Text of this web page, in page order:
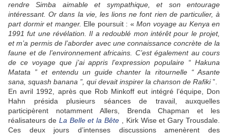
rendre Simba aimable et sympathique, et son entourage
intéressant. Or dans la vie, les lions ne font rien de particulier, à
part dormir et manger. Elle poursuit : « Mon voyage au Kenya en
1991 fut une révélation. Il a redoublé mon intérêt pour le projet,
et m’a permisde l’aborder avec une connaissance concrète de la
faune et de l’environnement africains. C’est également au cours
de ce voyage que j’ai appris l’expression populaire “ Hakuna
Matata ” et entendu un guide chanter la ritournelle “ Asante
sana, squash banana ”, qui devait inspirer la chanson de Rafiki”.
En avril 1992, après que Rob Minkoff eut intégré l’équipe, Don
Hahn présida plusieurs séances de travail, auxquelles
participèrent notamment Allers, Brenda Chapman et les
réalisateurs de La Belle et la Bête , Kirk Wise et Gary Trousdale.
Ces deux jours d’intenses discussions amenèrent des